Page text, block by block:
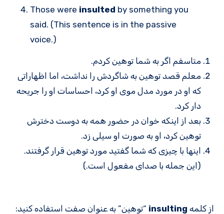
Those were insulted by something you
said. (This sentence is in the passive
voice.)
متاسفم اگر به شما توهین کردم.
معلم قصد توهین به شاگردش را نداشت، اما اظهاراتی
که او در مورد مدل موی او کرد، احساسات او را جریحه
دار کرد.
بعد از اینکه خوان در حضور همه به دوست دخترش
توهین کرد، او به صورت او سیلی زد.
اینها با چیزی که شما گفتید مورد توهین قرار گرفتند.
(این جمله با صدای مفعول است.)
از کلمه insulting “توهین” به عنوان صفت استفاده کنید: